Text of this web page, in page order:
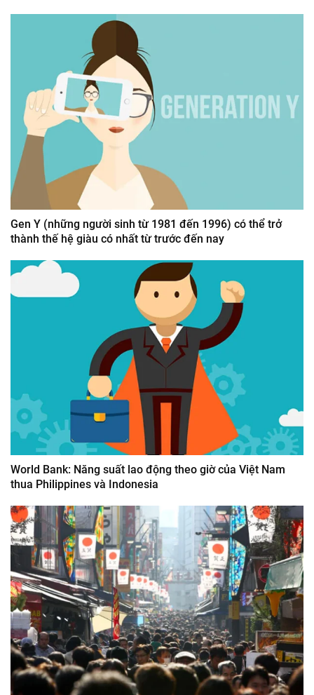
Gen Y (những người sinh từ 1981 đến 1996) có thể trở
thành thế hệ giàu có nhất từ trước đến nay
World Bank: Năng suất lao động theo giờ của Việt Nam
thua Philippines và Indonesia